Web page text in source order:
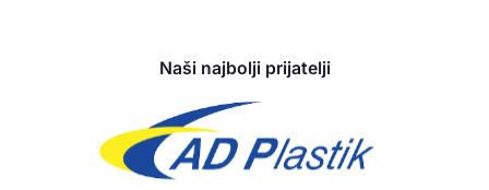
Naši najbolji prijatelji